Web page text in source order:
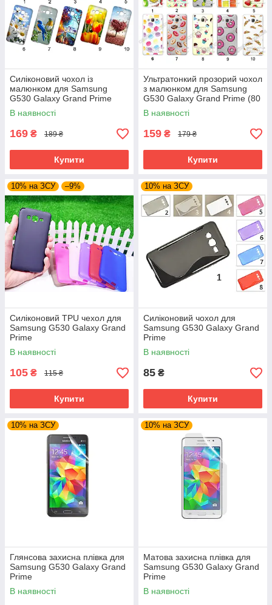
Силіконовий чохол із
малюнком для Samsung
G530 Galaxy Grand Prime
В наявності
169 ₴ 189 ₴
Купити
Ультратонкий прозорий чохол
з малюнком для Samsung
G530 Galaxy Grand Prime (80
дизайнів)
В наявності
159 ₴ 179 ₴
Купити
10% на ЗСУ –9%
Силіконовий TPU чехол для
Samsung G530 Galaxy Grand
Prime
В наявності
105 ₴ 115 ₴
Купити
10% на ЗСУ
Силіконовий чохол для
Samsung G530 Galaxy Grand
Prime
В наявності
85 ₴
Купити
10% на ЗСУ
Глянсова захисна плівка для
Samsung G530 Galaxy Grand
Prime
В наявності
10% на ЗСУ
Матова захисна плівка для
Samsung G530 Galaxy Grand
Prime
В наявності